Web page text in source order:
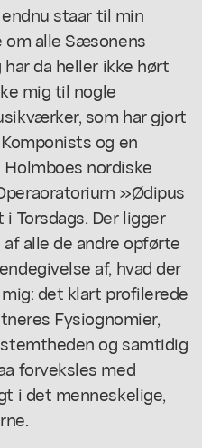
staar til min
om alle Sæsonens
da heller ikke hørt
mig til nogle
som har gjort
og en
Holmboes nordiske
»Ødipus
Torsdags. Der ligger
alle de andre opførte
af, hvad der
det klart profilerede
Fysiognomier,
og samtidig
forveksles med
i det menneskelige,